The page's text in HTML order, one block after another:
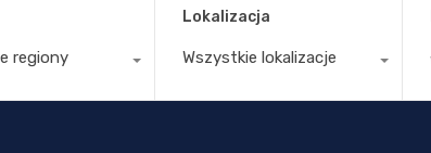
regiony
Lokalizacja
Wszystkie lokalizacje